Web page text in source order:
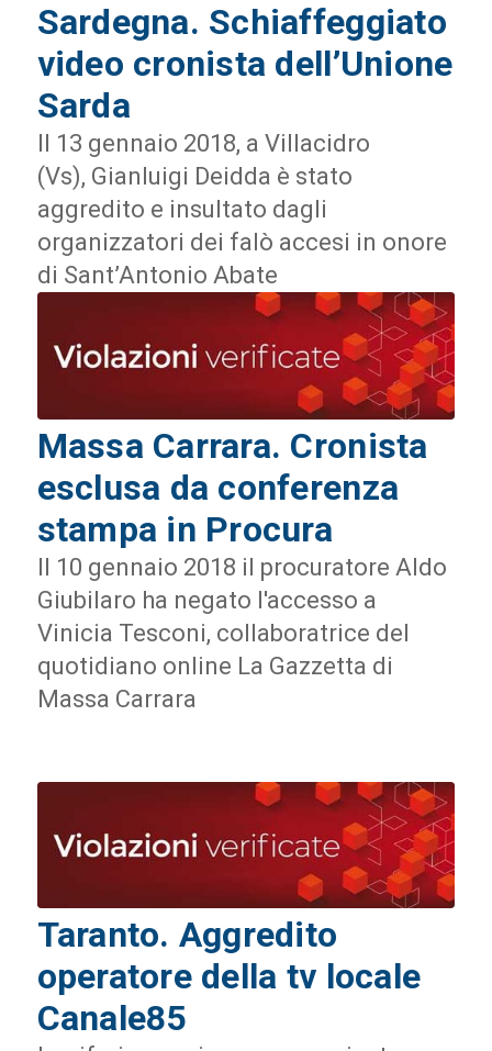
Sardegna. Schiaffeggiato
video cronista dell’Unione
Sarda
Il 13 gennaio 2018, a Villacidro
(Vs), Gianluigi Deidda è stato
aggredito e insultato dagli
organizzatori dei falò accesi in onore
di Sant’Antonio Abate
Massa Carrara. Cronista
esclusa da conferenza
stampa in Procura
Il 10 gennaio 2018 il procuratore Aldo
Giubilaro ha negato l'accesso a
Vinicia Tesconi, collaboratrice del
quotidiano online La Gazzetta di
Massa Carrara
Taranto. Aggredito
operatore della tv locale
Canale85